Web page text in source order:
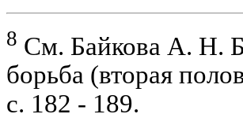
8 См. Байкова А. Н.
борьба (вторая
с. 182 - 189.